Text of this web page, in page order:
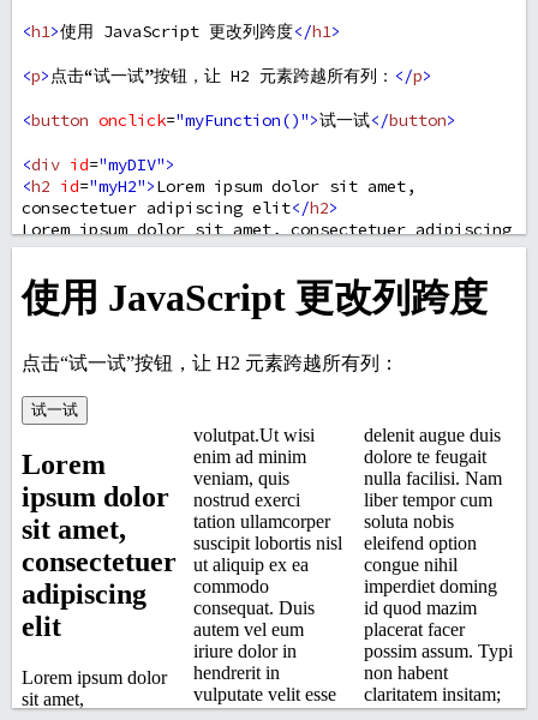
<h1>使用 JavaScript 更改列跨度</h1>
<p>点击“试一试”按钮，让 H2 元素跨越所有列： </p>
<button onclick="myFunction()">试一试</button>
<div id="myDIV">
<h2 id="myH2">Lorem ipsum dolor sit amet,
consectetuer adipiscing elit</h2>
Lorem ipsum dolor sit amet, consectetuer adipiscing
elit, sed diam nonummy nibh euismod tincidunt ut
laoreet dolore magna aliquam erat volutpat.Ut wisi
enim ad minim veniam, quis nostrud exerci tation
ullamcorper suscipit lobortis nisl ut aliquip ex ea
in hendrerit in vulputate velit esse molestie
consequat, vel illum dolore eu feugiat nulla
facilisis at vero eros et accumsan et iusto odio
dignissim qui blandit praesent luptatum zzril
delenit augue duis dolore te feugait nulla
facilisi. Nam liber tempor cum soluta nobis
eleifend option congue nihil imperdiet doming id
quod mazim placerat facer possim assum. Typi non
habent claritatem insitam; est usus legentis in iis
qui facit eorum claritatem. Investigationes
demonstraverunt lectores legere me lius quod ii
legunt saepius.
</div
function myFunction() {
document.getElementById("myH2").style.columnSpan